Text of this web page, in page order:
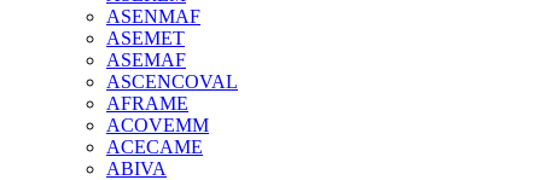
ASENMAF
ASEMET
ASEMAF
ASCENCOVAL
AFRAME
ACOVEMM
ACECAME
ABIVA